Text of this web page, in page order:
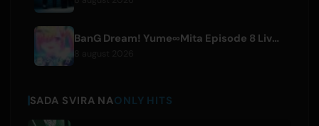
BanG Dream! Yume∞Mita Episode 8 Live Clip Released
SADA SVIRA NAONLY HITS